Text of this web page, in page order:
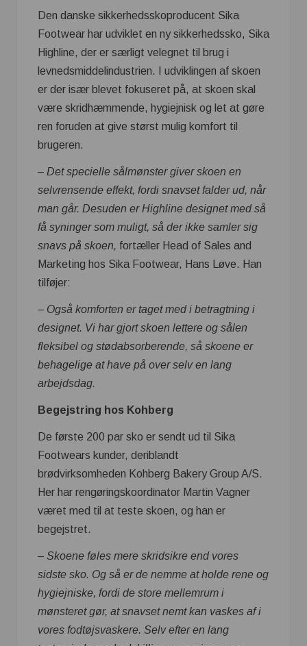
Den danske sikkerhedsskoproducent Sika
Footwear har udviklet en ny sikkerhedssko, Sika
Highline, der er særligt velegnet til brug i
levnedsmiddelindustrien. I udviklingen af skoen
er der især blevet fokuseret på, at skoen skal
være skridhæmmende, hygiejnisk og let at gøre
ren foruden at give størst mulig komfort til
brugeren.
– Det specielle sålmønster giver skoen en
selvrensende effekt, fordi snavset falder ud, når
man går. Desuden er Highline designet med så
få syninger som muligt, så der ikke samler sig
snavs på skoen, fortæller Head of Sales and
Marketing hos Sika Footwear, Hans Løve. Han
tilføjer:
– Også komforten er taget med i betragtning i
designet. Vi har gjort skoen lettere og sålen
fleksibel og stødabsorberende, så skoene er
behagelige at have på over selv en lang
arbejdsdag.
Begejstring hos Kohberg
De første 200 par sko er sendt ud til Sika
Footwears kunder, deriblandt
brødvirksomheden Kohberg Bakery Group A/S.
Her har rengøringskoordinator Martin Vagner
været med til at teste skoen, og han er
begejstret.
– Skoene føles mere skridsikre end vores
sidste sko. Og så er de nemme at holde rene og
hygiejniske, fordi de store mellemrum i
mønsteret gør, at snavset nemt kan vaskes af i
vores fodtøjsvaskere. Selv efter en lang